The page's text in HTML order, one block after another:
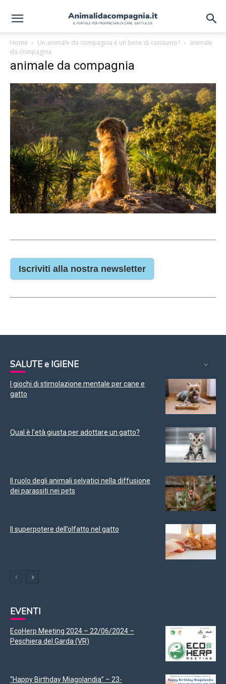
Home Un animale da compagnia è un bene di consumo?
animale
da compagnia
animale da compagnia
Iscriviti alla nostra newsletter
SALUTE e IGIENE
I giochi di stimolazione mentale per cane e
gatto
Qual è l’età giusta per adottare un gatto?
Il ruolo degli animali selvatici nella diffusione
dei parassiti nei pets
Il superpotere dell’olfatto nel gatto
EVENTI
EcoHerp Meeting 2024 – 22/06/2024 –
Peschiera del Garda (VR)
“Happy Birthday Miagolandia” – 23-